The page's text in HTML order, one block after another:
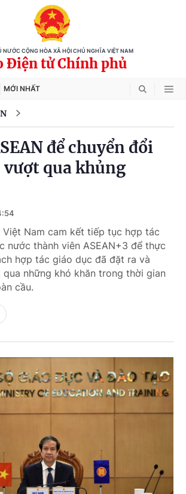
NƯỚC CỘNG HÒA XÃ HỘI CHỦ NGHĨA VIỆT NAM
Điện tử Chính phủ
MỚI NHẤT
để chuyển đổi
vượt qua khủng
Việt Nam cam kết tiếp tục hợp tác
nước thành viên ASEAN+3 để thực
hợp tác giáo dục đã đặt ra và
những khó khăn trong thời gian
cầu.